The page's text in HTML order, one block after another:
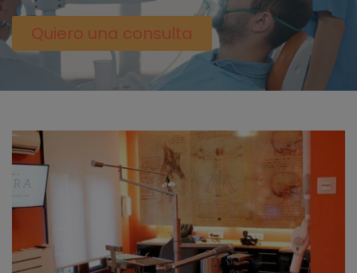
Quiero una consulta